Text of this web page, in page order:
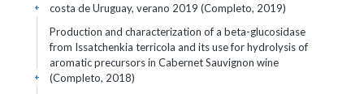
costa de Uruguay, verano 2019 (Completo, 2019)
+
Production and characterization of a beta-glucosidase
from Issatchenkia terricola and its use for hydrolysis of
aromatic precursors in Cabernet Sauvignon wine
(Completo, 2018)
+